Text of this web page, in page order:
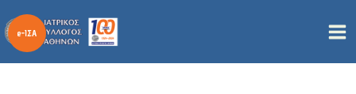
στο
περιεχόμενο